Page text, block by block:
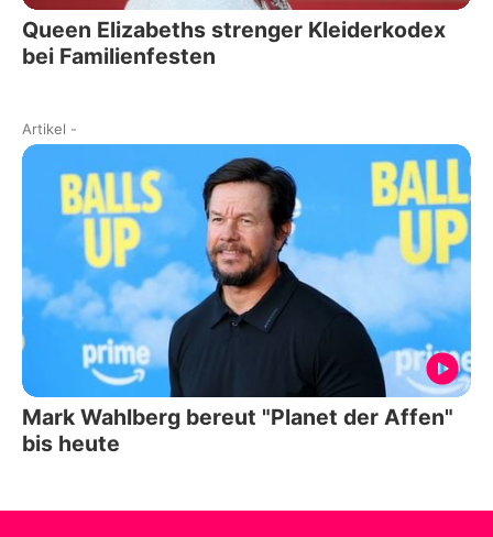
Queen Elizabeths strenger Kleiderkodex
bei Familienfesten
Artikel -
Mark Wahlberg bereut "Planet der Affen"
bis heute